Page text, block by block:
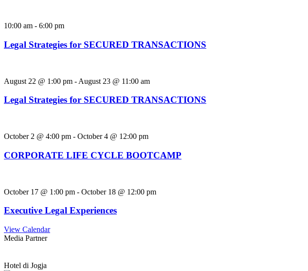
10:00 am - 6:00 pm
Legal Strategies for SECURED TRANSACTIONS
August 22 @ 1:00 pm - August 23 @ 11:00 am
Legal Strategies for SECURED TRANSACTIONS
October 2 @ 4:00 pm - October 4 @ 12:00 pm
CORPORATE LIFE CYCLE BOOTCAMP
October 17 @ 1:00 pm - October 18 @ 12:00 pm
Executive Legal Experiences
View Calendar
Media Partner
Hotel di Jogja